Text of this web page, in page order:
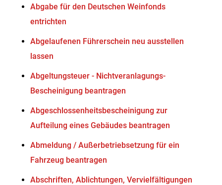
Abgabe für den Deutschen Weinfonds
entrichten
Abgelaufenen Führerschein neu ausstellen
lassen
Abgeltungsteuer - Nichtveranlagungs-
Bescheinigung beantragen
Abgeschlossenheitsbescheinigung zur
Aufteilung eines Gebäudes beantragen
Abmeldung / Außerbetriebsetzung für ein
Fahrzeug beantragen
Abschriften, Ablichtungen, Vervielfältigungen